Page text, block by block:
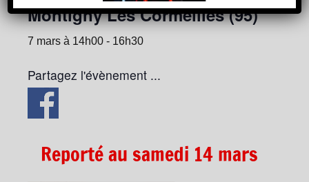
Montigny Les Cormeilles (95)
7 mars à 14h00 - 16h30
Partagez l'évènement ...
Reporté au samedi 14 mars